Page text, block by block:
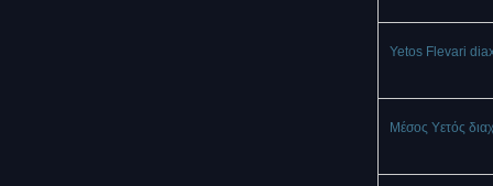
Yetos Flevari
Μέσος Υετός